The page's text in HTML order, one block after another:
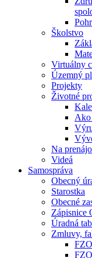
Školstvo
Virtuálny
Územný
Projekty
Životné
Ako
Na
Videá
Samospráva
Obecný
Starostka
Obecné
Zápisnice
Úradná
Zmluvy,